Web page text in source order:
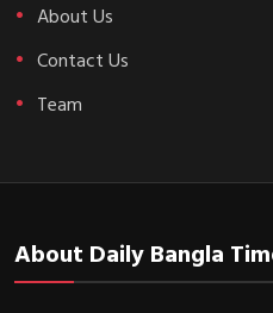
About Us
Contact Us
Team
About Daily Bangla